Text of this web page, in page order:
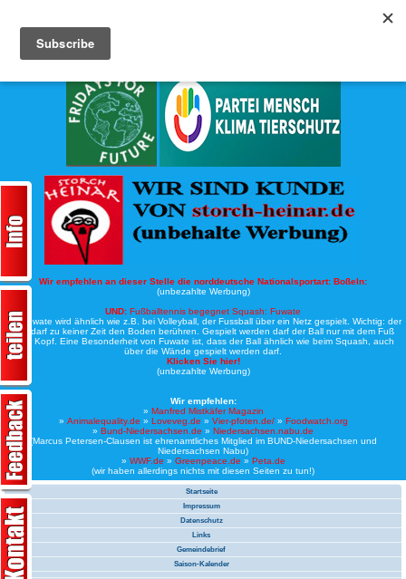
Wir empfehlen an dieser Stelle die norddeutsche Nationalsportart: Boßeln:
(unbezahlte Werbung)
UND: Fußballtennis begegnet Squash: Fuwate
Bei Fuwate wird ähnlich wie z.B. bei Volleyball, der Fussball über ein Netz gespielt. Wichtig: der
Ball darf zu keiner Zeit den Boden berühren. Gespielt werden darf der Ball nur mit dem Fuß
oder Kopf. Eine Besonderheit von Fuwate ist, dass der Ball ähnlich wie beim Squash, auch
über die Wände gespielt werden darf.
Klicken Sie hier!
(unbezahlte Werbung)
Wir empfehlen:
» Manfred Mistkäfer Magazin
» Animalequality.de » Loveveg.de » Vier-pfoten.de/» Foodwatch.org
» Bund-Niedersachsen.de » Niedersachsen.nabu.de
(Marcus Petersen-Clausen ist ehrenamtliches Mitglied im BUND-Niedersachsen und
Niedersachsen Nabu)
» WWF.de » Greenpeace.de » Peta.de
(wir haben allerdings nichts mit diesen Seiten zu tun!)
Startseite
Impressum
Datenschutz
Links
Gemeindebrief
Saison-Kalender